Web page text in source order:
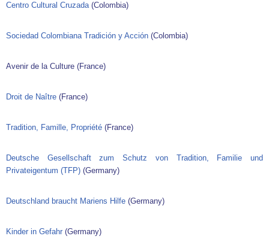
Centro Cultural Cruzada(Colombia)
Sociedad Colombiana Tradición y Acción (Colombia)
Avenir de la Culture (France)
Droit de Naître (France)
Tradition, Famille, Propriété (France)
Deutsche Gesellschaft zum Schutz von Tradition, Familie und
Privateigentum (TFP) (Germany)
Deutschland braucht Mariens Hilfe (Germany)
Kinder in Gefahr (Germany)